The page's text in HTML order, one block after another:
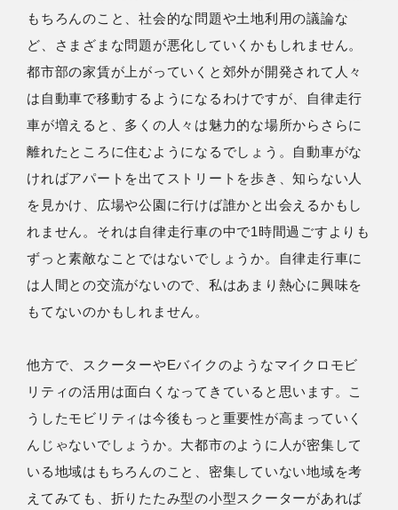
もちろんのこと、社会的な問題や土地利用の議論な
ど、さまざまな問題が悪化していくかもしれません。
都市部の家賃が上がっていくと郊外が開発されて人々
は自動車で移動するようになるわけですが、自律走行
車が増えると、多くの人々は魅力的な場所からさらに
離れたところに住むようになるでしょう。自動車がな
ければアパートを出てストリートを歩き、知らない人
を見かけ、広場や公園に行けば誰かと出会えるかもし
れません。それは自律走行車の中で1時間過ごすよりも
ずっと素敵なことではないでしょうか。自律走行車に
は人間との交流がないので、私はあまり熱心に興味を
もてないのかもしれません。
他方で、スクーターやEバイクのようなマイクロモビ
リティの活用は面白くなってきていると思います。こ
うしたモビリティは今後もっと重要性が高まっていく
んじゃないでしょうか。大都市のように人が密集して
いる地域はもちろんのこと、密集していない地域を考
えてみても、折りたたみ型の小型スクーターがあれば